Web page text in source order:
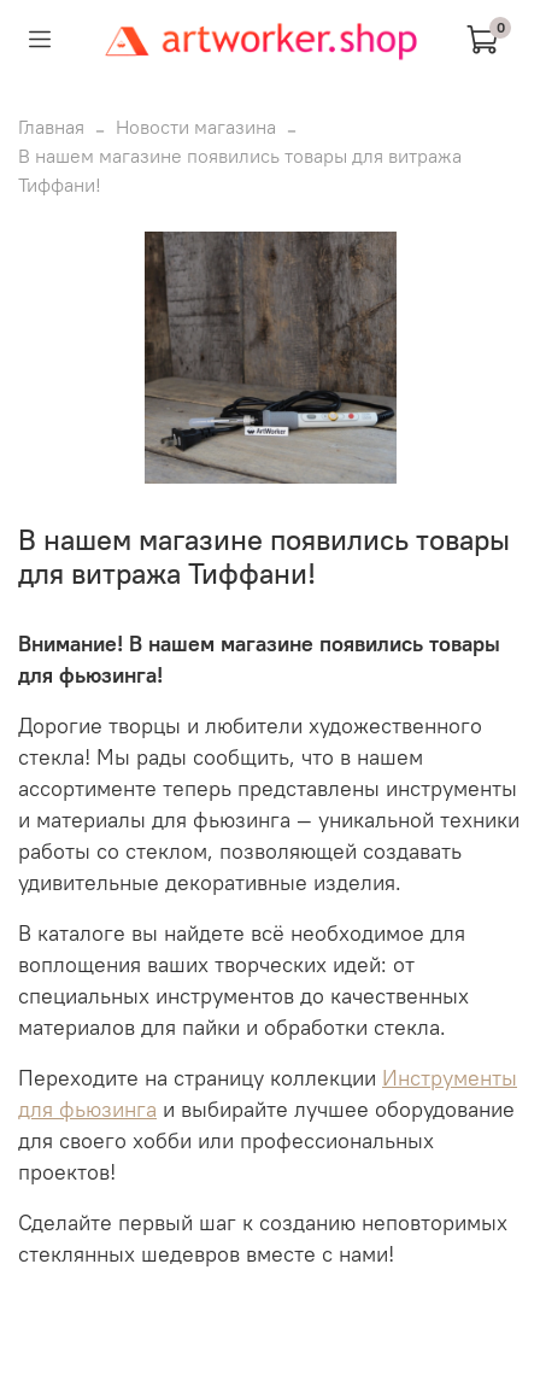
0
Главная
Новости магазина
В нашем магазине появились товары для витража
Тиффани!
В нашем магазине появились товары
для витража Тиффани!
Внимание! В нашем магазине появились товары
для фьюзинга!
Дорогие творцы и любители художественного
стекла! Мы рады сообщить, что в нашем
ассортименте теперь представлены инструменты
и материалы для фьюзинга — уникальной техники
работы со стеклом, позволяющей создавать
удивительные декоративные изделия.
В каталоге вы найдете всё необходимое для
воплощения ваших творческих идей: от
специальных инструментов до качественных
материалов для пайки и обработки стекла.
Переходите на страницу коллекции Инструменты
для фьюзинга и выбирайте лучшее оборудование
для своего хобби или профессиональных
проектов!
Сделайте первый шаг к созданию неповторимых
стеклянных шедевров вместе с нами!